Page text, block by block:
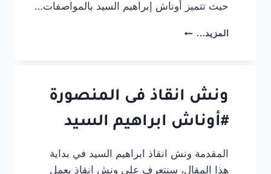
حيث تتميز أوناش إبراهيم السيد بالمواصفات…
المزيد... ونش
ابراهيم
السيد
ونش انقاذ فى المنصورة
#أوناش ابراهيم السيد
المقدمة ونش انقاذ ابراهيم السيد في بداية
هذا المقال، سنتعرف على ونش انقاذ يعمل